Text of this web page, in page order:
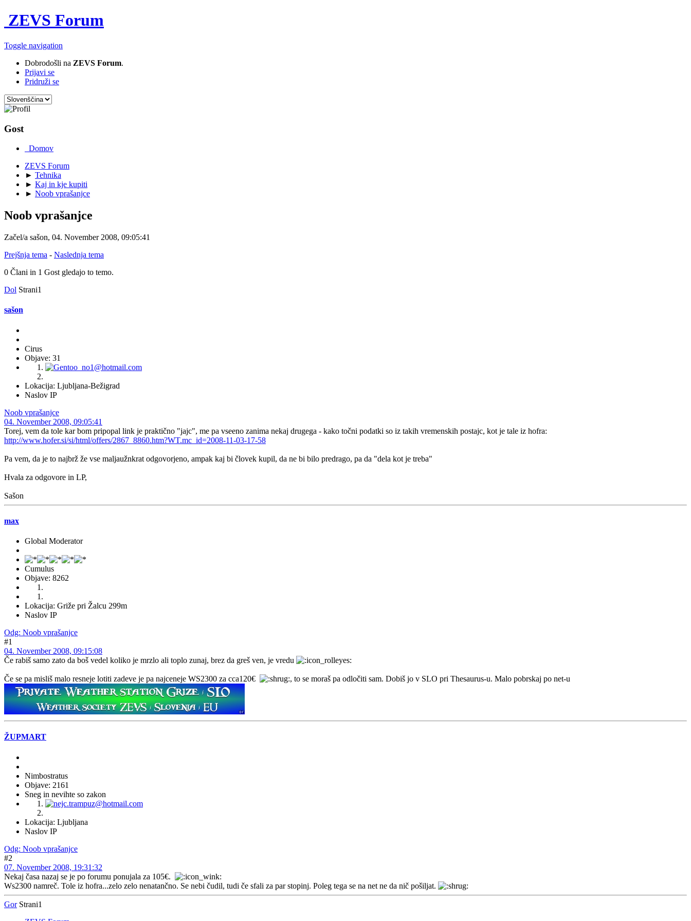
ZEVS Forum
Toggle navigation
Dobrodošli na ZEVS Forum.
Prijavi se
Pridruži se
Gost
Domov
ZEVS Forum
► Tehnika
► Kaj in kje kupiti
► Noob vprašanjce
Noob vprašanjce
Začel/a sašon, 04. November 2008, 09:05:41
Prejšnja tema - Naslednja tema
0 Člani in 1 Gost gledajo to temo.
Dol Strani1
sašon
Cirus
Objave: 31
Lokacija: Ljubljana-Bežigrad
Naslov IP
Noob vprašanjce
04. November 2008, 09:05:41
Torej, vem da tole kar bom pripopal link je praktično "jajc", me pa vseeno zanima nekaj drugega - kako točni podatki so iz takih vremenskih postajc, kot je tale iz hofra:
http://www.hofer.si/si/html/offers/2867_8860.htm?WT.mc_id=2008-11-03-17-58
Pa vem, da je to najbrž že vse maljaužnkrat odgovorjeno, ampak kaj bi človek kupil, da ne bi bilo predrago, pa da "dela kot je treba"
Hvala za odgovore in LP,
Sašon
max
Global Moderator
Cumulus
Objave: 8262
Lokacija: Griže pri Žalcu 299m
Naslov IP
Odg: Noob vprašanjce
#1
04. November 2008, 09:15:08
Če rabiš samo zato da boš vedel koliko je mrzlo ali toplo zunaj, brez da greš ven, je vredu
Če se pa misliš malo resneje lotiti zadeve je pa najceneje WS2300 za cca120€ , to se moraš pa odločiti sam. Dobiš jo v SLO pri Thesaurus-u. Malo pobrskaj po net-u
ŽUPMART
Nimbostratus
Objave: 2161
Sneg in nevihte so zakon
Lokacija: Ljubljana
Naslov IP
Odg: Noob vprašanjce
#2
07. November 2008, 19:31:32
Nekaj časa nazaj se je po forumu ponujala za 105€.
Ws2300 namreč. Tole iz hofra...zelo zelo nenatančno. Se nebi čudil, tudi če sfali za par stopinj. Poleg tega se na net ne da nič pošiljat.
Gor Strani1